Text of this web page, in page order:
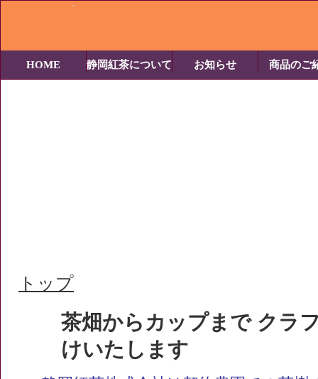
-
HOME 静岡紅茶について お知らせ 商品のご
トップ
茶畑からカップまで クラ
けいたします